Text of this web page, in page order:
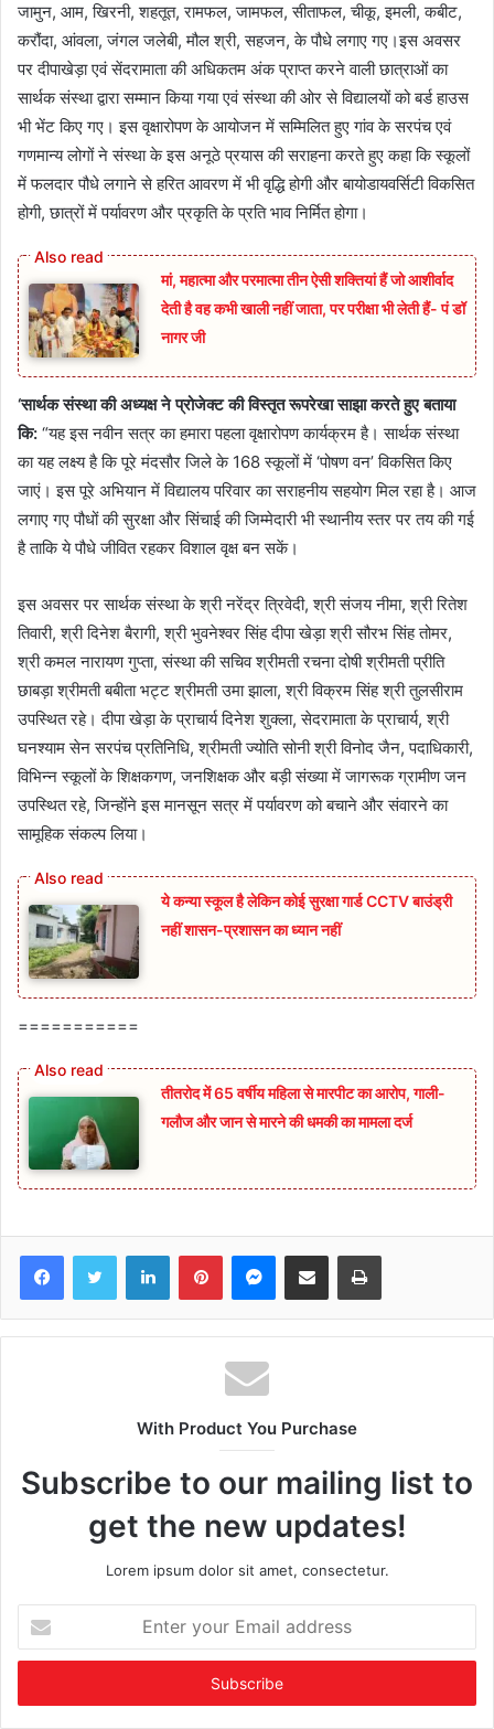
जामुन, आम, खिरनी, शहतूत, रामफल, जामफल, सीताफल, चीकू, इमली, कबीट,
करौंदा, आंवला, जंगल जलेबी, मौल श्री, सहजन, के पौधे लगाए गए।इस अवसर
पर दीपाखेड़ा एवं सेंदरामाता की अधिकतम अंक प्राप्त करने वाली छात्राओं का
सार्थक संस्था द्वारा सम्मान किया गया एवं संस्था की ओर से विद्यालयों को बर्ड हाउस
भी भेंट किए गए। इस वृक्षारोपण के आयोजन में सम्मिलित हुए गांव के सरपंच एवं
गणमान्य लोगों ने संस्था के इस अनूठे प्रयास की सराहना करते हुए कहा कि स्कूलों
में फलदार पौधे लगाने से हरित आवरण में भी वृद्धि होगी और बायोडायवर्सिटी विकसित
होगी, छात्रों में पर्यावरण और प्रकृति के प्रति भाव निर्मित होगा।
मां, महात्मा और परमात्मा तीन ऐसी शक्तियां हैं जो आशीर्वाद
देती है वह कभी खाली नहीं जाता, पर परीक्षा भी लेती हैं- पं डॉ
नागर जी
‘सार्थक संस्था की अध्यक्ष ने प्रोजेक्ट की विस्तृत रूपरेखा साझा करते हुए बताया
कि: “यह इस नवीन सत्र का हमारा पहला वृक्षारोपण कार्यक्रम है। सार्थक संस्था
का यह लक्ष्य है कि पूरे मंदसौर जिले के 168 स्कूलों में ‘पोषण वन’ विकसित किए
जाएं। इस पूरे अभियान में विद्यालय परिवार का सराहनीय सहयोग मिल रहा है। आज
लगाए गए पौधों की सुरक्षा और सिंचाई की जिम्मेदारी भी स्थानीय स्तर पर तय की गई
है ताकि ये पौधे जीवित रहकर विशाल वृक्ष बन सकें।
इस अवसर पर सार्थक संस्था के श्री नरेंद्र त्रिवेदी, श्री संजय नीमा, श्री रितेश
तिवारी, श्री दिनेश बैरागी, श्री भुवनेश्वर सिंह दीपा खेड़ा श्री सौरभ सिंह तोमर,
श्री कमल नारायण गुप्ता, संस्था की सचिव श्रीमती रचना दोषी श्रीमती प्रीति
छाबड़ा श्रीमती बबीता भट्ट श्रीमती उमा झाला, श्री विक्रम सिंह श्री तुलसीराम
उपस्थित रहे। दीपा खेड़ा के प्राचार्य दिनेश शुक्ला, सेदरामाता के प्राचार्य, श्री
घनश्याम सेन सरपंच प्रतिनिधि, श्रीमती ज्योति सोनी श्री विनोद जैन, पदाधिकारी,
विभिन्न स्कूलों के शिक्षकगण, जनशिक्षक और बड़ी संख्या में जागरूक ग्रामीण जन
उपस्थित रहे, जिन्होंने इस मानसून सत्र में पर्यावरण को बचाने और संवारने का
सामूहिक संकल्प लिया।
ये कन्या स्कूल है लेकिन कोई सुरक्षा गार्ड CCTV बाउंड्री
नहीं शासन-प्रशासन का ध्यान नहीं
===========
तीतरोद में 65 वर्षीय महिला से मारपीट का आरोप, गाली-
गलौज और जान से मारने की धमकी का मामला दर्ज
FacebookTwitter LinkedInPinterestMessenger
Share via Email Print
With Product You Purchase
Subscribe to our mailing list to
get the new updates!
Lorem ipsum dolor sit amet, consectetur.
your
Email